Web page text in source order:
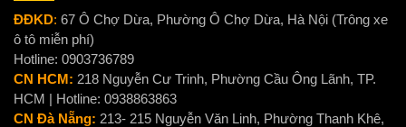
ĐĐKD: 67 Ô Chợ Dừa, Phường Ô Chợ Dừa, Hà Nội (Trông xe
ô tô miễn phí)
Hotline: 0903736789
CN HCM: 218 Nguyễn Cư Trinh, Phường Cầu Ông Lãnh, TP.
HCM | Hotline: 0938863863
CN Đà Nẵng: 213- 215 Nguyễn Văn Linh, Phường Thanh Khê,